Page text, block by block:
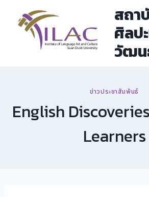
content
สถา
ศิลป
วัฒน
ข่าวประชาสัมพันธ์
English
Learners